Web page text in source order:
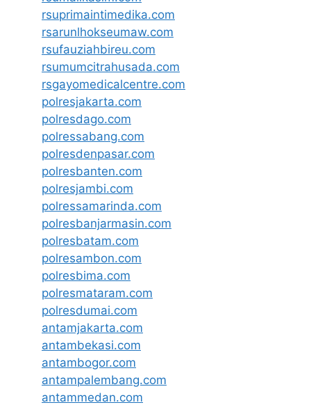
rsuprimaintimedika.com
rsarunlhokseumaw.com
rsufauziahbireu.com
rsumumcitrahusada.com
rsgayomedicalcentre.com
polresjakarta.com
polresdago.com
polressabang.com
polresdenpasar.com
polresbanten.com
polresjambi.com
polressamarinda.com
polresbanjarmasin.com
polresbatam.com
polresambon.com
polresbima.com
polresmataram.com
polresdumai.com
antamjakarta.com
antambekasi.com
antambogor.com
antampalembang.com
antammedan.com